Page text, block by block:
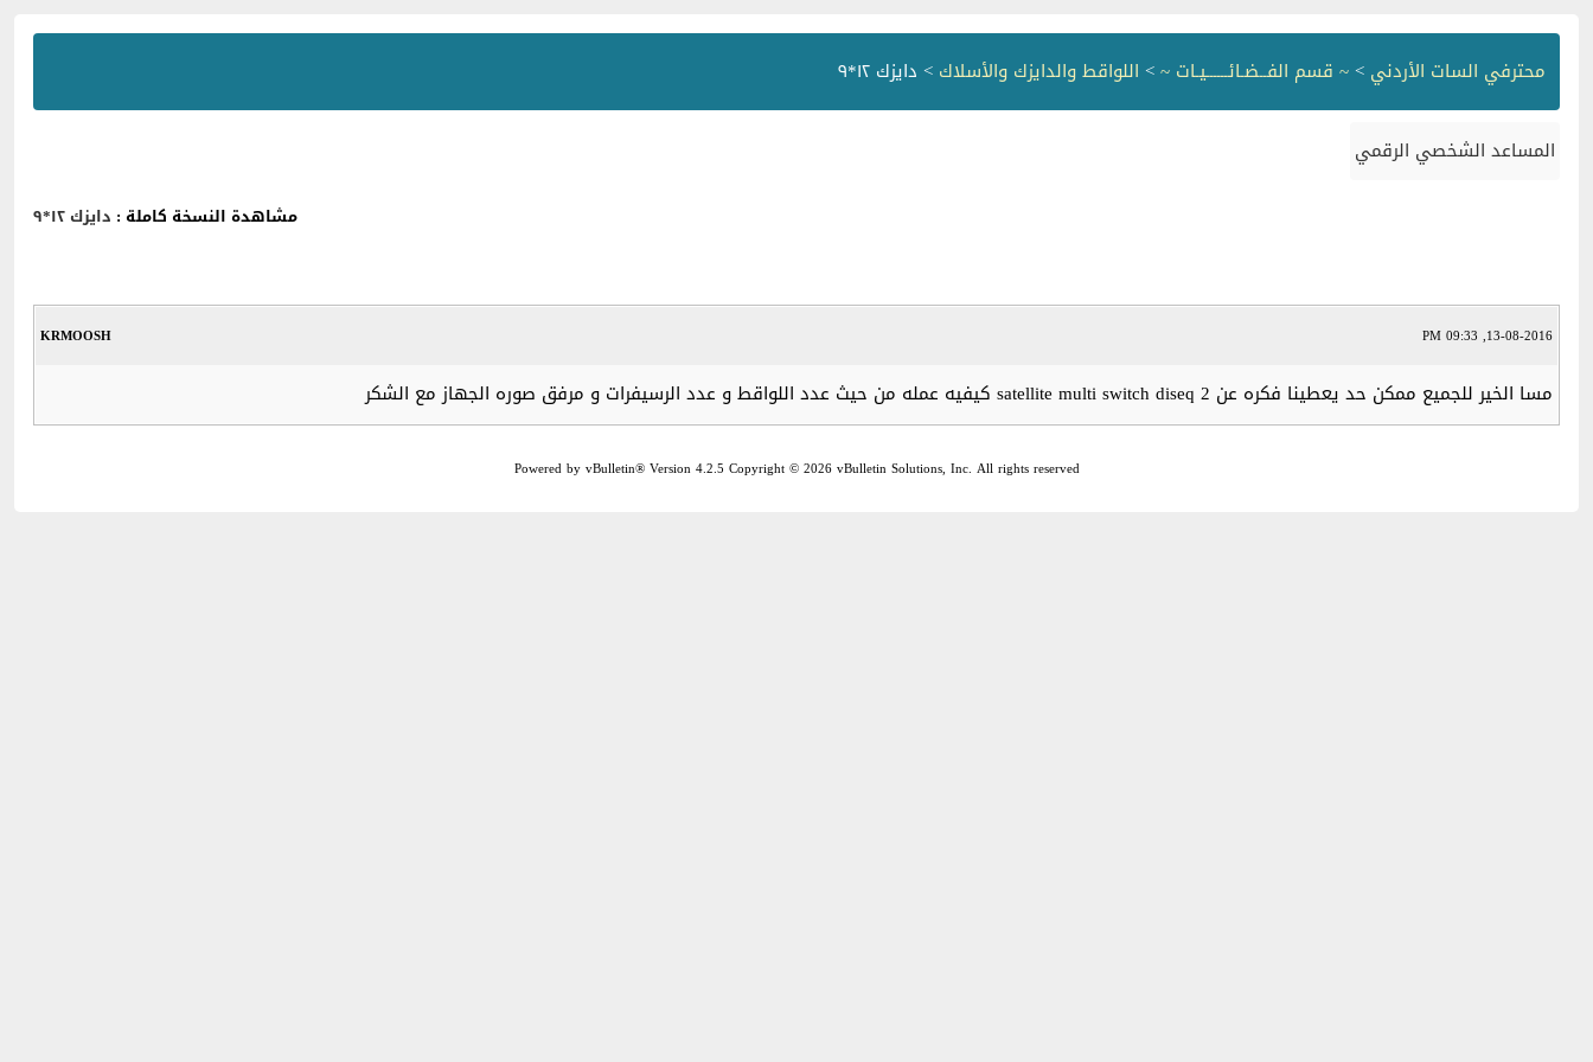
محترفي السات الأردني >~ قسم الفــضـائــــــيـات ~> اللواقط والدايزك والأسلاك > دايزك ١٢*٩
المساعد الشخصي الرقمي
مشاهدة النسخة كاملة : دايزك ١٢*٩
KRMOOSH 13-08-2016, 09:33 PM
مسا الخير للجميع ممكن حد يعطينا فكره عن satellite multi switch diseq 2 كيفيه عمله من حيث عدد اللواقط و عدد الرسيفرات و مرفق صوره الجهاز مع الشكر
Powered by vBulletin® Version 4.2.5 Copyright © 2026 vBulletin Solutions, Inc. All rights reserved